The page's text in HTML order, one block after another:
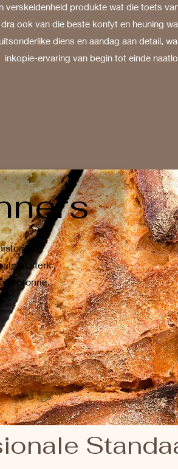
verskeidenheid produkte wat die toets
ook van die beste konfyt en heuning
diens en aandag aan detail,
inkopie-ervaring van begin tot einde
almal sterk
bronne.